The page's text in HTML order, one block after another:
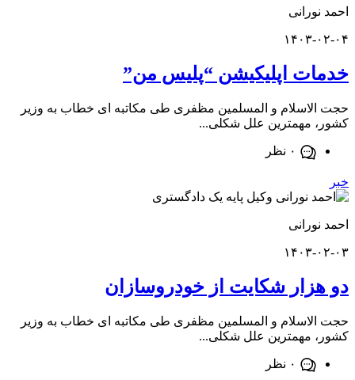
۰۴
اپلیکیشن “پلیس من”
و المسلمین مظفری طی مکاتبه ای خطاب به وزیر
مهمترین علل شکلی...
۰ نظر
۰۳
شکایت از خودروسازان
و المسلمین مظفری طی مکاتبه ای خطاب به وزیر
مهمترین علل شکلی...
۰ نظر